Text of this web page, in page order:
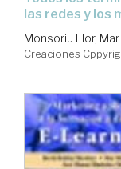
las redes y los
Monsoriu Flor, Mar
Creaciones